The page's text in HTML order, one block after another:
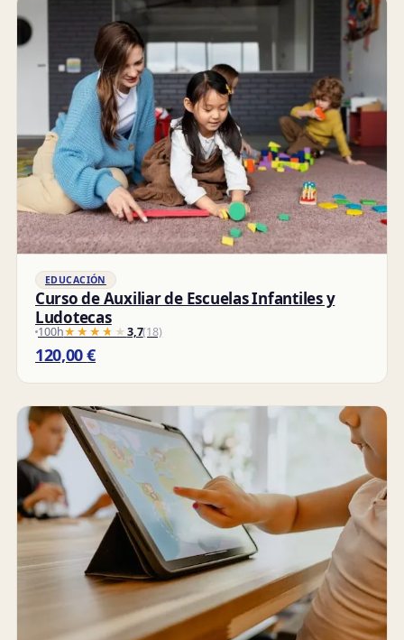
EDUCACIÓN
Curso de Auxiliar de Escuelas Infantiles y
Ludotecas
100h★★★★★
★★★★★3,7(18)
120,00€